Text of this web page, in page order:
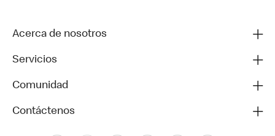
Acerca de nosotros
Servicios
Comunidad
Contáctenos